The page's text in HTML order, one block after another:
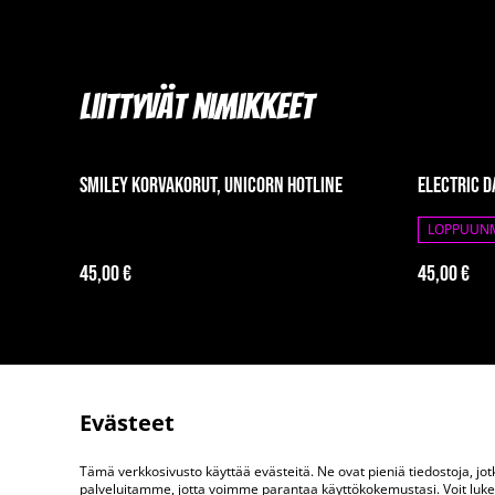
Liittyvät nimikkeet
Smiley korvakorut, Unicorn Hotline
45,00 €
Electric
45,00 €
Ota meihin
Evästeet
Tämä verkkosivusto käyttää evästeitä. Ne ovat pieniä tiedostoja,
palveluitamme, jotta voimme parantaa käyttökokemustasi. Voit